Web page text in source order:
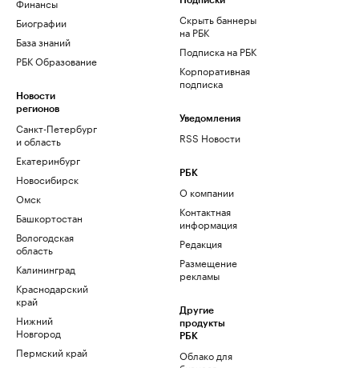
Биографии
База знаний
РБК Образование
Новости
регионов
Санкт-Петербург
и область
Екатеринбург
Новосибирск
Омск
Башкортостан
Вологодская
область
Калининград
Краснодарский
край
Нижний
Новгород
Пермский край
Скрыть баннеры
на РБК
Подписка на РБК
Корпоративная
подписка
Уведомления
RSS Новости
РБК
О компании
Контактная
информация
Редакция
Размещение
рекламы
Другие
продукты
РБК
Облако для